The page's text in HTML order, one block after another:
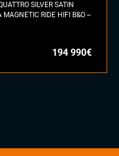
SILVER SATIN
MAGNETIC RIDE HIFI B&O --
194 990€